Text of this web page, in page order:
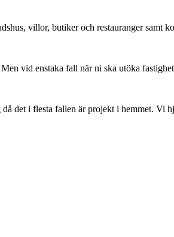
villor, butiker och restauranger samt
vid enstaka fall när ni ska utöka
det i flesta fallen är projekt i hemmet. Vi